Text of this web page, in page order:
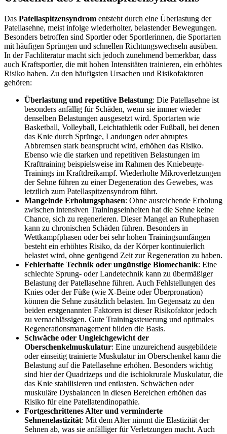
Das Patellaspitzensyndrom entsteht durch eine Überlastung der
Patellasehne, meist infolge wiederholter, belastender Bewegungen.
Besonders betroffen sind Sportler oder Sportlerinnen, die Sportarten
mit häufigen Sprüngen und schnellen Richtungswechseln ausüben.
In der Fachliteratur macht sich jedoch zunehmend bemerkbar, dass
auch Kraftsportler, die mit hohen Intensitäten trainieren, ein erhöhtes
Risiko haben. Zu den häufigsten Ursachen und Risikofaktoren
gehören:
Überlastung und repetitive Belastung: Die Patellasehne ist
besonders anfällig für Schäden, wenn sie immer wieder
denselben Belastungen ausgesetzt wird. Sportarten wie
Basketball, Volleyball, Leichtathletik oder Fußball, bei denen
das Knie durch Sprünge, Landungen oder abruptes
Abbremsen stark beansprucht wird, erhöhen das Risiko.
Ebenso wie die starken und repetitiven Belastungen im
Krafttraining beispielsweise im Rahmen des Kniebeuge-
Trainings im Kraftdreikampf. Wiederholte Mikroverletzungen
der Sehne führen zu einer Degeneration des Gewebes, was
letztlich zum Patellaspitzensyndrom führt.
Mangelnde Erholungsphasen: Ohne ausreichende Erholung
zwischen intensiven Trainingseinheiten hat die Sehne keine
Chance, sich zu regenerieren. Dieser Mangel an Ruhephasen
kann zu chronischen Schäden führen. Besonders in
Wettkampfphasen oder bei sehr hohen Trainingsumfängen
besteht ein erhöhtes Risiko, da der Körper kontinuierlich
belastet wird, ohne genügend Zeit zur Regeneration zu haben.
Fehlerhafte Technik oder ungünstige Biomechanik: Eine
schlechte Sprung- oder Landetechnik kann zu übermäßiger
Belastung der Patellasehne führen. Auch Fehlstellungen des
Knies oder der Füße (wie X-Beine oder Überpronation)
können die Sehne zusätzlich belasten. Im Gegensatz zu den
beiden erstgenannten Faktoren ist dieser Risikofaktor jedoch
zu vernachlässigen. Gute Trainingssteuerung und optimales
Regenerationsmanagement bilden die Basis.
Schwäche oder Ungleichgewicht der
Oberschenkelmuskulatur: Eine unzureichend ausgebildete
oder einseitig trainierte Muskulatur im Oberschenkel kann die
Belastung auf die Patellasehne erhöhen. Besonders wichtig
sind hier der Quadrizeps und die ischiokrurale Muskulatur, die
das Knie stabilisieren und entlasten. Schwächen oder
muskuläre Dysbalancen in diesen Bereichen erhöhen das
Risiko für eine Patellatendinopathie.
Fortgeschrittenes Alter und verminderte
Sehnenelastizität: Mit dem Alter nimmt die Elastizität der
Sehnen ab, was sie anfälliger für Verletzungen macht. Auch